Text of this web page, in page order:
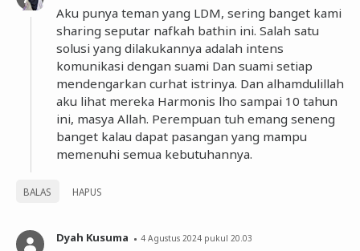
Aku punya teman yang LDM, sering banget kami
sharing seputar nafkah bathin ini. Salah satu
solusi yang dilakukannya adalah intens
komunikasi dengan suami Dan suami setiap
mendengarkan curhat istrinya. Dan alhamdulillah
aku lihat mereka Harmonis lho sampai 10 tahun
ini, masya Allah. Perempuan tuh emang seneng
banget kalau dapat pasangan yang mampu
memenuhi semua kebutuhannya.
BALAS HAPUS
Dyah Kusuma 4 Agustus 2024 pukul 20.03